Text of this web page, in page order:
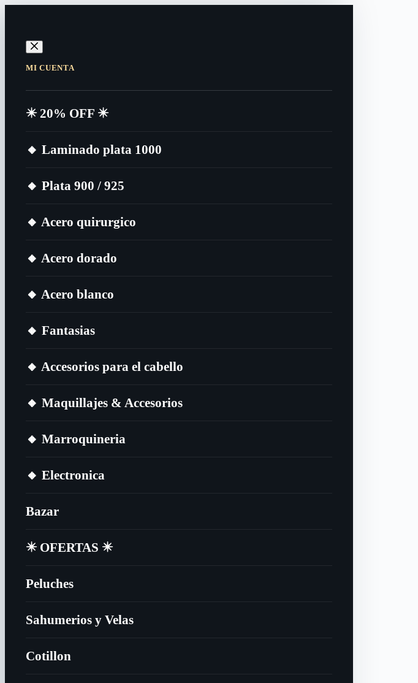
MI CUENTA
✴️​ 20% OFF ✴️​
🔸​ Laminado plata 1000
🔸​ Plata 900 / 925
🔸​ Acero quirurgico
🔸​ Acero dorado
🔸​ Acero blanco
🔸​ Fantasias
🔸​ Accesorios para el cabello
🔸​ Maquillajes & Accesorios
🔸​ Marroquineria
🔸​ Electronica
Bazar
✴️​ OFERTAS ✴️​
Peluches
Sahumerios y Velas
Cotillon